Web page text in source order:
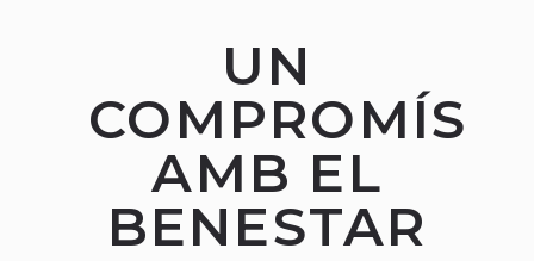
UN
COMPROMÍS
AMB EL
BENESTAR